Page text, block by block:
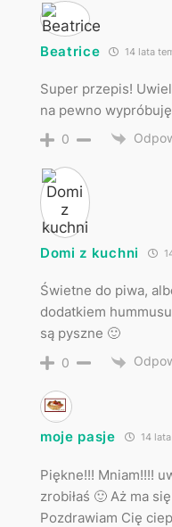
Beatrice 14 lata
Super przepis!
na pewno
0
Domi z kuchni
Świetne do piwa,
dodatkiem
są pyszne 🙂
0
moje pasje 14
Piękne!!! Mniam!!!!
zrobiłaś 🙂 Aż ma
Pozdrawiam Cię